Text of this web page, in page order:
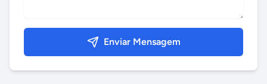
Enviar Mensagem